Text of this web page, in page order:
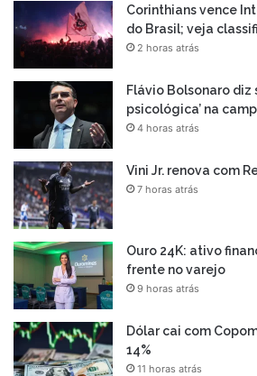
Corinthians vence
do Brasil; veja
2 horas atrás
Flávio Bolsonaro diz
psicológica’ na
4 horas atrás
Vini Jr. renova com
7 horas atrás
Ouro 24K: ativo
frente no varejo
9 horas atrás
Dólar cai com
14%
11 horas atrás